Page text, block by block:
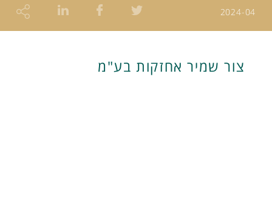
2024-04
צור שמיר אחזקות בע"מ